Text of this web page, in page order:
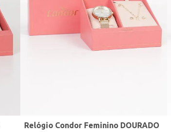
Relógio Condor Feminino DOURADO